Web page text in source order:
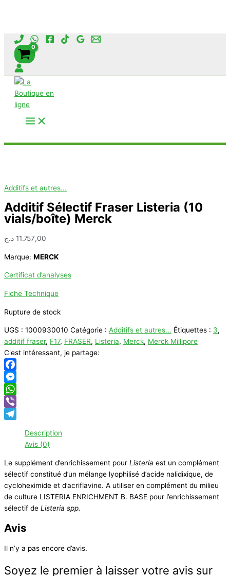
Aller
contenu
Additifs et autres...
Additif Sélectif Fraser Listeria (10
vials/boîte) Merck
11.757,00 د.ج
Marque: MERCK
Certificat d’analyses
Fiche Technique
Rupture de stock
UGS : 1000930010 Catégorie : Additifs et autres... Étiquettes : 3,
additif fraser, F17, FRASER, Listeria, Merck, Merck Millipore
C'est intéressant, je partage:
Facebook
Messenger
WhatsApp
Viber
Description
Avis (0)
Le supplément d’enrichissement pour Listeria est un complément
sélectif constitué d’un mélange lyophilisé d’acide nalidixique, de
cycloheximide et d’acriflavine. A utiliser en complément du milieu
de culture LISTERIA ENRICHMENT B. BASE pour l’enrichissement
sélectif de Listeria spp.
Avis
Il n’y a pas encore d’avis.
Soyez le premier à laisser votre avis sur